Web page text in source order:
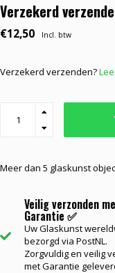
Verzekerd
€12,50 Incl. btw
Verzekerd verzenden?
Meer dan 5 glaskunst
Veilig verzonden
Garantie ✅
Uw Glaskunst
bezorgd via PostNL.
Zorgvuldig en veilig
met Garantie